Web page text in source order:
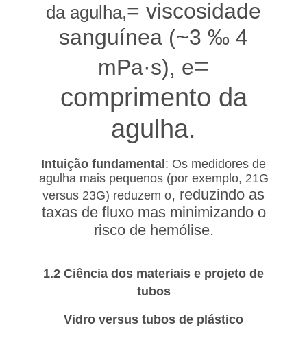
MAPA
PRIVACY
da agulha,n
= viscosidade
sanguínea (~3 ‰ 4
mPa·s), eL
=
comprimento da
agulha.
Intuição fundamental : Os medidores de
agulha mais pequenos (por exemplo, 21G
versus 23G) reduzem or, reduzindo as
taxas de fluxo mas minimizando o
risco de hemólise.
1.2 Ciência dos materiais e projeto de
tubos
Vidro versus tubos de plástico